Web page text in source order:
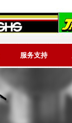
服务支持